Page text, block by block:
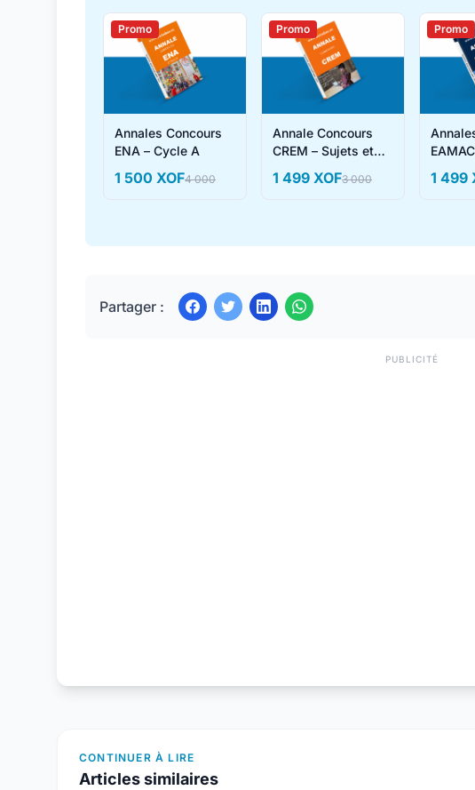
Promo
Annales Concours
ENA – Cycle A
1 500 XOF4 000
Promo
Annale Concours
CREM – Sujets et
1 499 XOF3 000
Promo
EAMAC
1 499
Partager :
PUBLICITÉ
CONTINUER À LIRE
Articles similaires